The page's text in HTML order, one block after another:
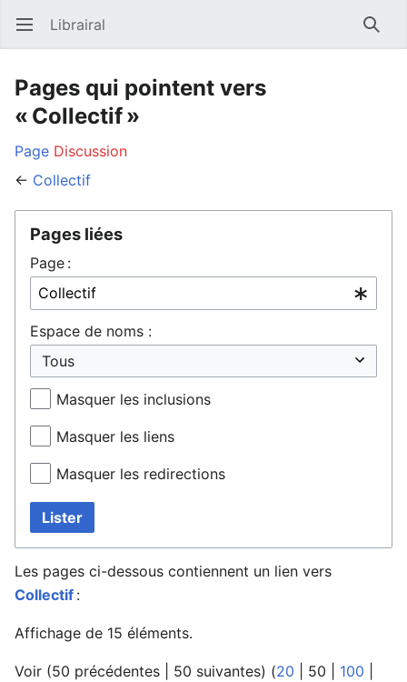
Ouvrir le menu principal Librairal
Pages qui pointent vers
« Collectif »
Page Discussion
← Collectif
Pages liées
Page :
Espace de noms :
Masquer les inclusions
Masquer les liens
Masquer les redirections
Lister
Les pages ci-dessous contiennent un lien vers
Collectif :
Affichage de 15 éléments.
Voir (50 précédentes 50 suivantes) (20 50 100